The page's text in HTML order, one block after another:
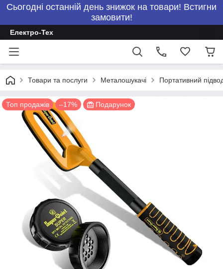
Сьогодні останній день знижок на товари! Встигни
замовити!
Електро-Тех
Товари та послуги Металошукачі Портативний
Топ продажів –17% Подарунок